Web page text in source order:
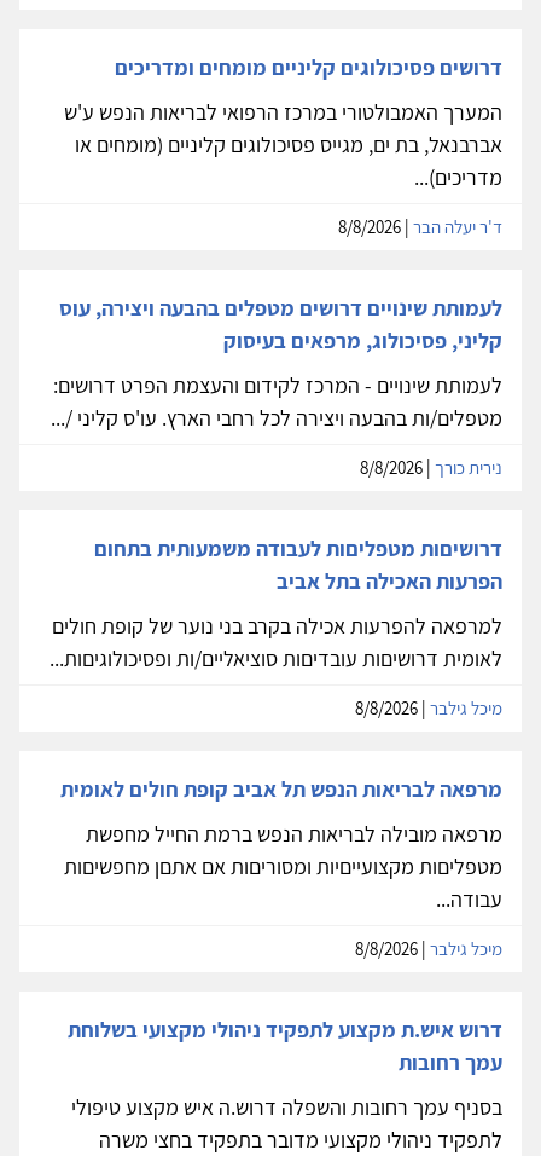
דרושים פסיכולוגים קליניים מומחים ומדריכים
המערך האמבולטורי במרכז הרפואי לבריאות הנפש ע'ש
אברבנאל, בת ים, מגייס פסיכולוגים קליניים (מומחים או
מדריכים)...
ד'ר יעלה הבר
לעמותת שינויים דרושים מטפלים בהבעה ויצירה, עוס
קליני, פסיכולוג, מרפאים בעיסוק
לעמותת שינויים - המרכז לקידום והעצמת הפרט דרושים:
מטפלים/ות בהבעה ויצירה לכל רחבי הארץ. עו'ס קליני /...
נירית כורך
דרושיםות מטפליםות לעבודה משמעותית בתחום
הפרעות האכילה בתל אביב
למרפאה להפרעות אכילה בקרב בני נוער של קופת חולים
לאומית דרושיםות עובדיםות סוציאליים/ות ופסיכולוגיםות...
מיכל גילבר
מרפאה לבריאות הנפש תל אביב קופת חולים לאומית
מרפאה מובילה לבריאות הנפש ברמת החייל מחפשת
מטפליםות מקצועייםיות ומסוריםות אם אתםן מחפשיםות
עבודה...
מיכל גילבר
דרוש איש.ת מקצוע לתפקיד ניהולי מקצועי בשלוחת
עמך רחובות
בסניף עמך רחובות והשפלה דרוש.ה איש מקצוע טיפולי
לתפקיד ניהולי מקצועי מדובר בתפקיד בחצי משרה